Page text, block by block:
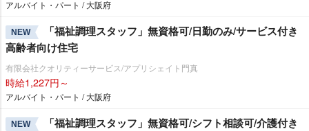
アルバイト・パート / 大阪府
NEW
「福祉調理スタッフ」無資格可/日勤のみ/サービス付き
高齢者向け住宅
有限会社クオリティーサービス/アプリシェイト門真
時給1,227円～
アルバイト・パート / 大阪府
NEW
「福祉調理スタッフ」無資格可/シフト相談可/介護付き